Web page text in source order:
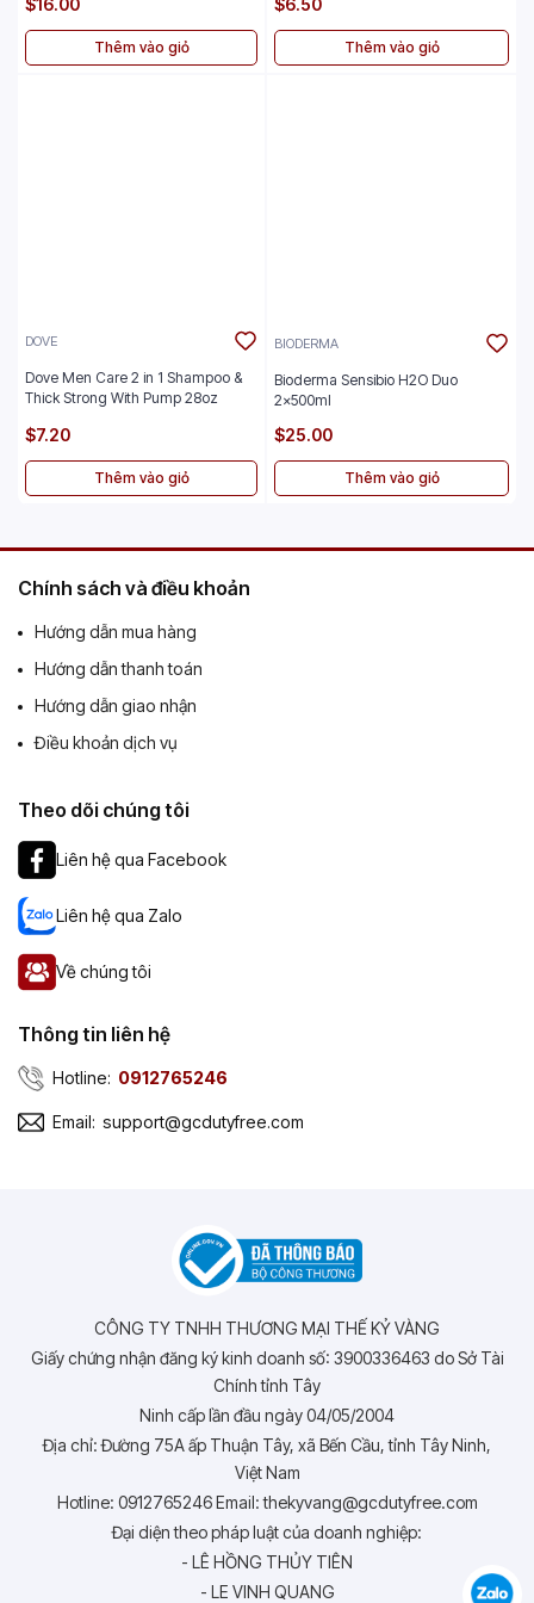
Thêm vào giỏ Thêm vào giỏ
DOVE
Dove Men Care 2 in 1 Shampoo &
Thick Strong With Pump 28oz
$7.20
Thêm vào giỏ
BIODERMA
Bioderma Sensibio H2O Duo
2x500ml
$25.00
Thêm vào giỏ
Chính sách và điều khoản
Hướng dẫn mua hàng
Hướng dẫn thanh toán
Hướng dẫn giao nhận
Điều khoản dịch vụ
Theo dõi chúng tôi
Liên hệ qua Facebook
Liên hệ qua Zalo
Về chúng tôi
Thông tin liên hệ
Hotline: 0912765246
Email: support@gcdutyfree.com
CÔNG TY TNHH THƯƠNG MẠI THẾ KỶ VÀNG
Giấy chứng nhận đăng ký kinh doanh số: 3900336463 do Sở Tài
Chính tỉnh Tây
Ninh cấp lần đầu ngày 04/05/2004
Địa chỉ: Đường 75A ấp Thuận Tây, xã Bến Cầu, tỉnh Tây Ninh,
Việt Nam
Hotline: 0912765246 Email: thekyvang@gcdutyfree.com
Đại diện theo pháp luật của doanh nghiệp:
- LÊ HỒNG THỦY TIÊN
- LE VINH QUANG